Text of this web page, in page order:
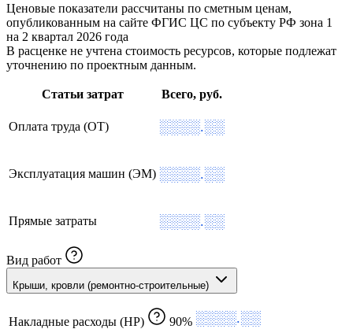
Ценовые показатели рассчитаны по сметным ценам,
опубликованным на сайте ФГИС ЦС по субъекту РФ зона 1
на 2 квартал 2026 года
В расценке не учтена стоимость ресурсов, которые подлежат
уточнению по проектным данным.
Статьи затрат Всего, руб.
Оплата труда (ОТ) ░░░░.░░
Эксплуатация машин (ЭМ) ░░░░.░░
Прямые затраты ░░░░.░░
Вид работ
Крыши, кровли (ремонтно-строительные)
Накладные расходы (НР) 90% ░░░░.░░